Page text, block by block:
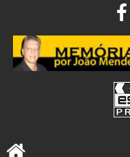
content